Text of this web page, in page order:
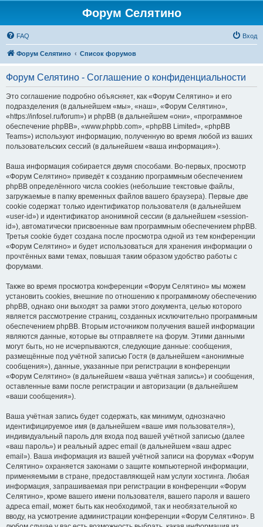
Форум Селятино
FAQ Вход
Форум Селятино Список форумов
Форум Селятино - Соглашение о конфиденциальности
Это соглашение подробно объясняет, как «Форум Селятино» и его
подразделения (в дальнейшем «мы», «наш», «Форум Селятино»,
«https://infosel.ru/forum») и phpBB (в дальнейшем «они», «программное
обеспечение phpBB», «www.phpbb.com», «phpBB Limited», «phpBB
Teams») используют информацию, полученную во время любой из ваших
пользовательских сессий (в дальнейшем «ваша информация»).
Ваша информация собирается двумя способами. Во-первых, просмотр
«Форум Селятино» приведёт к созданию программным обеспечением
phpBB определённого числа cookies (небольшие текстовые файлы,
загружаемые в папку временных файлов вашего браузера). Первые две
cookie содержат только идентификатор пользователя (в дальнейшем
«user-id») и идентификатор анонимной сессии (в дальнейшем «session-
id»), автоматически присвоенные вам программным обеспечением phpBB.
Третья cookie будет создана после просмотра одной из тем конференции
«Форум Селятино» и будет использоваться для хранения информации о
прочтённых вами темах, повышая таким образом удобство работы с
форумами.
Также во время просмотра конференции «Форум Селятино» мы можем
установить cookies, внешние по отношению к программному обеспечению
phpBB, однако они выходят за рамки этого документа, целью которого
является рассмотрение страниц, созданных исключительно программным
обеспечением phpBB. Вторым источником получения вашей информации
являются данные, которые вы отправляете на форум. Этими данными
могут быть, но не исчерпываются, следующие данные: сообщения,
размещённые под учётной записью Гостя (в дальнейшем «анонимные
сообщения»), данные, указанные при регистрации в конференции
«Форум Селятино» (в дальнейшем «ваша учётная запись») и сообщения,
оставленные вами после регистрации и авторизации (в дальнейшем
«ваши сообщения»).
Ваша учётная запись будет содержать, как минимум, однозначно
идентифицируемое имя (в дальнейшем «ваше имя пользователя»),
индивидуальный пароль для входа под вашей учётной записью (далее
«ваш пароль») и реальный адрес email (в дальнейшем «ваш адрес
email»). Ваша информация из вашей учётной записи на форумах «Форум
Селятино» охраняется законами о защите компьютерной информации,
применяемыми в стране, предоставляющей нам услуги хостинга. Любая
информация, запрашиваемая при регистрации в конференции «Форум
Селятино», кроме вашего имени пользователя, вашего пароля и вашего
адреса email, может быть как необходимой, так и необязательной ко
вводу, на усмотрение администрации конференции «Форум Селятино». В